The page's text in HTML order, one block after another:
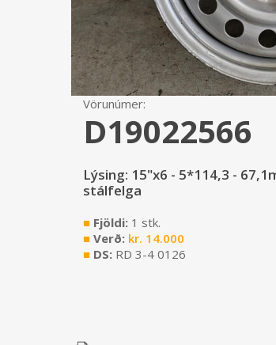
Vörunúmer:
D19022566
Lýsing: 15"x6 - 5*114,3 -
stálfelga
■ Fjöldi: 1 stk.
■ Verð: kr. 14.000
■ DS: RD 3-4 0126